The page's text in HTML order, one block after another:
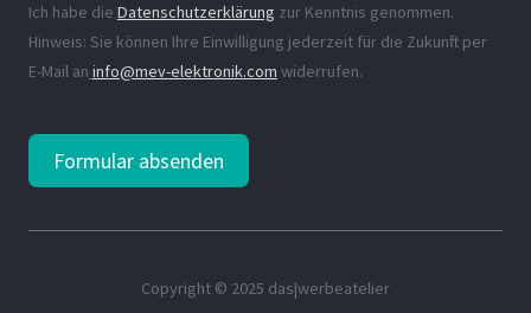
Ich habe die Datenschutzerklärung zur Kenntnis genommen.
Hinweis: Sie können Ihre Einwilligung jederzeit für die Zukunft per
E-Mail an info@mev-elektronik.com widerrufen.
Formular absenden
Copyright © 2025 das|werbeatelier